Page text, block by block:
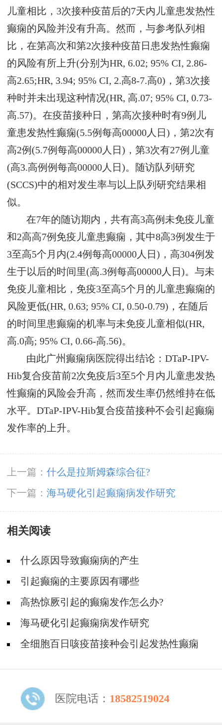
儿童相比，3次接种疫苗后的7天内儿童患发热性
癫痫的风险并没有升高。然而，与参考队列相
比，在第高次和第2次接种疫苗日患发热性癫痫
的风险有所上升(分别为HR, 6.02; 95% CI, 2.86-
高2.65;HR, 3.94; 95% CI, 2.高8-7.高0)，第3次接
种时并未出现这种情况(HR, 高.07; 95% CI, 0.73-
高.57)。在疫苗接种日，第高次接种时有9例儿
童患发热性癫痫(5.5例每高00000人日)，第2次有
高2例(5.7例每高00000人日)，第3次有27例儿童
(高3.高例例每高00000人日)。随访队列研究
(SCCS)中的相对发生率与以上队列研究结果相
似。
在7年的随访期内，共有高3高例未免疫儿童
和2高高7例免疫儿童患癫痫，其中8高3例发生于
3至高5个月内(2.4例每高00000人日)，高304例发
生于以后的时间里(高.3例每高00000人日)。与未
免疫儿童相比，免疫3至高5个月的儿童患癫痫的
风险更低(HR, 0.63; 95% CI, 0.50-0.79)，在随后
的时间里患癫痫的机率与未免疫儿童相似(HR,
高.0高; 95% CI, 0.66-高.56)。
由此广州癫痫病医院得出结论：DTaP-IPV-
Hib复合疫苗前2次免疫后3至5个月内儿童患发热
性癫痫的风险会升高，然而发生率仍然维持在低
水平。DTaP-IPV-Hib复合疫苗接种不会引起癫痫
发作率的上升。
上一篇： 什么是拉斯姆森综合征?
下一篇： 海马硬化引起癫痫病发作研究
相关阅读
什么原因导致癫痫病的产生
引起癫痫的主要原因有哪些
高热惊厥引起的癫痫发作怎么办?
海马硬化引起癫痫病发作研究
全细胞百日咳疫苗接种会引起发热性癫痫
医院电话： 18582519024